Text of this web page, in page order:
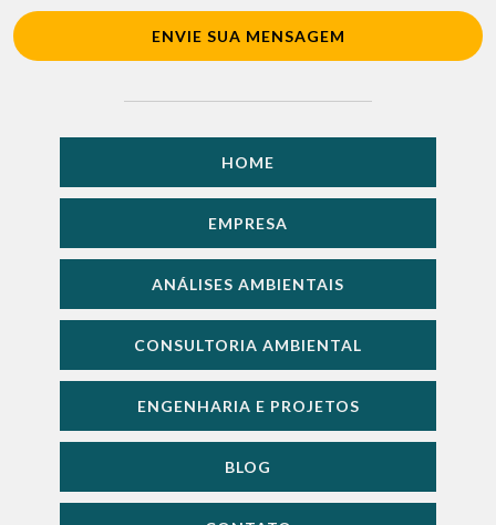
ENVIE SUA MENSAGEM
HOME
EMPRESA
ANÁLISES AMBIENTAIS
CONSULTORIA AMBIENTAL
ENGENHARIA E PROJETOS
BLOG